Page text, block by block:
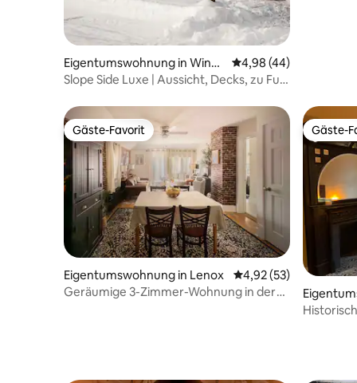
Eigentumswohnung in Windh
am
Durchschnittliche
4,98 (44)
Slope Side Luxe | Aussicht, Decks, zu Fuß
Gäste-Favorit
Gäste-Favorit
Eigentumswohnung in Lenox Durchschnittliche
4,92 (53)
Geräumige 3-Zimmer-Wohnung in der
Gäste-
Gäste-